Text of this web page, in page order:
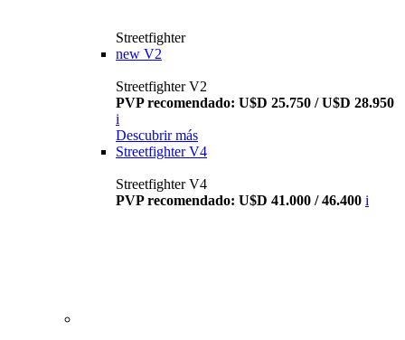
Streetfighter
new V2
Streetfighter V2
PVP recomendado: U$D 25.750 / U$D 28.950
i
Descubrir más
Streetfighter V4
Streetfighter V4
PVP recomendado: U$D 41.000 / 46.400 i